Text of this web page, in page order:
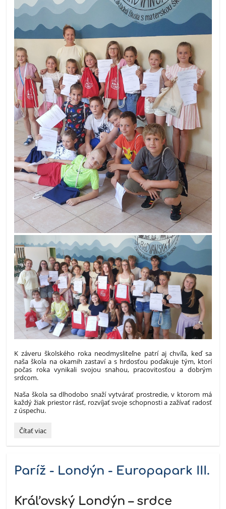
K záveru školského roka neodmysliteľne patrí aj chvíľa, keď sa
naša škola na okamih zastaví a s hrdosťou poďakuje tým, ktorí
počas roka vynikali svojou snahou, pracovitosťou a dobrým
srdcom.
Naša škola sa dlhodobo snaží vytvárať prostredie, v ktorom má
každý žiak priestor rásť, rozvíjať svoje schopnosti a zažívať radosť
z úspechu.
Riaditeľské
–
snahy
a
našich
žiakov:
Čítať viac
Paríž - Londýn - Europapark III.
Kráľovský Londýn – srdce